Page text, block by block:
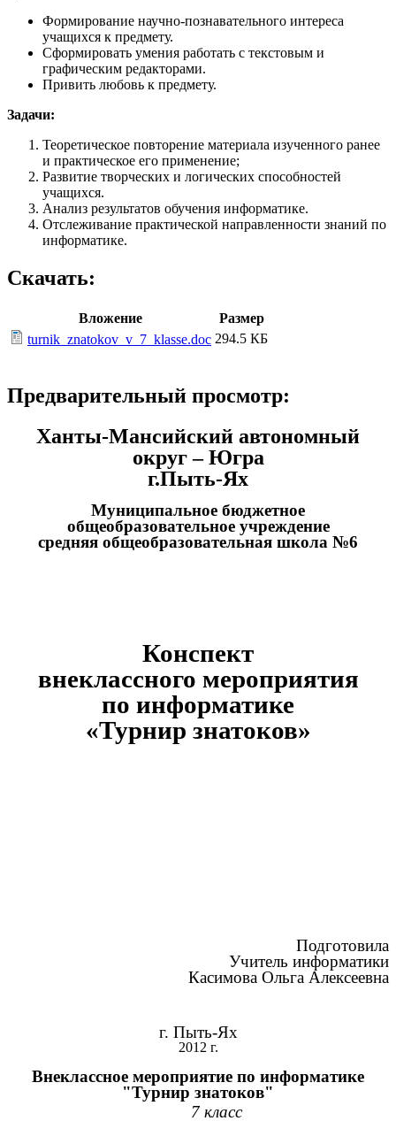
Формирование научно-познавательного интереса
учащихся к предмету.
Сформировать умения работать с текстовым и
графическим редакторами.
Привить любовь к предмету.
Задачи:
Теоретическое повторение материала изученного ранее
и практическое его применение;
Развитие творческих и логических способностей
учащихся.
Анализ результатов обучения информатике.
Отслеживание практической направленности знаний по
информатике.
Скачать:
Вложение
Размер
turnik_znatokov_v_7_klasse.doc 294.5 КБ
Предварительный просмотр:
Ханты-Мансийский автономный
округ – Югра
г.Пыть-Ях
Муниципальное бюджетное
общеобразовательное учреждение
средняя общеобразовательная школа №6
Конспект
внеклассного мероприятия
по информатике
«Турнир знатоков»
Подготовила
Учитель информатики
Касимова Ольга Алексеевна
г. Пыть-Ях
2012 г.
Внеклассное мероприятие по информатике
"Турнир знатоков"
7 класс